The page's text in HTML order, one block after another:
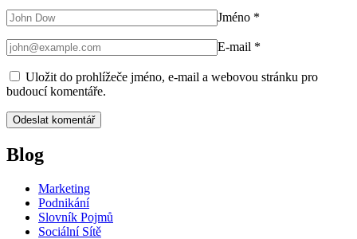
Jméno *
E-mail *
Uložit do prohlížeče jméno, e-mail a webovou stránku pro
budoucí komentáře.
Blog
Marketing
Podnikání
Slovník Pojmů
Sociální Sítě